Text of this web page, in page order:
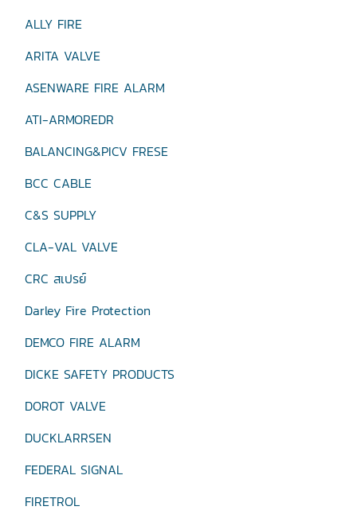
ALLY FIRE
ARITA VALVE
ASENWARE FIRE ALARM
ATI-ARMOREDR
BALANCING&PICV FRESE
BCC CABLE
C&S SUPPLY
CLA-VAL VALVE
CRC สเปรย์
Darley Fire Protection
DEMCO FIRE ALARM
DICKE SAFETY PRODUCTS
DOROT VALVE
DUCKLARRSEN
FEDERAL SIGNAL
FIRETROL